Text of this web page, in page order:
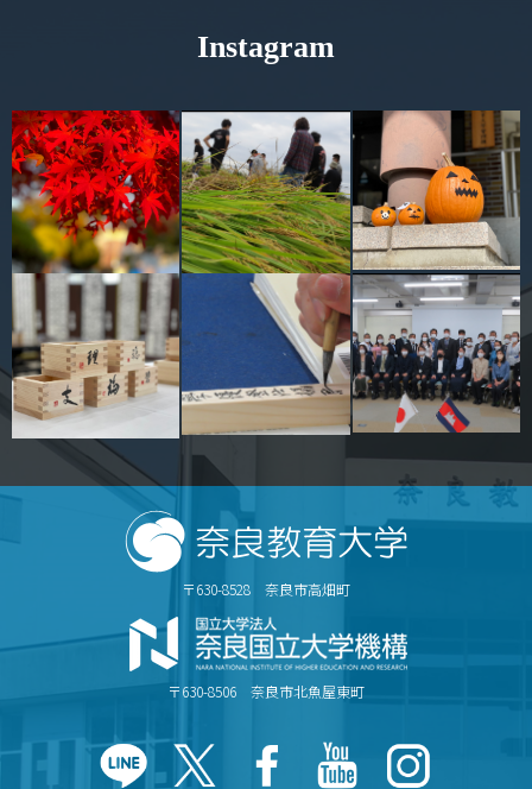
Instagram
〒630-8528 奈良市高畑町
〒630-8506 奈良市北魚屋東町